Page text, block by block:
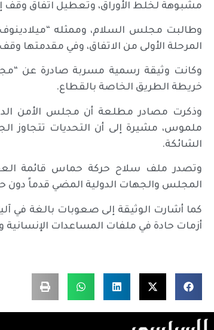
مشبوهة لخلط الأوراق، وتعطيل اتفاق وقف
وطالبت مجلس السلام، وممثله
المرحلة الأولى من الاتفاق، وفي مقدمتها
وكانت وثيقة رسمية مسربة صادرة عن
خريطة الطريق الخاصة بالقطاع.
وذكرت مصادر مطلعة أن مجلس الأمن
ملموس، مشيرة إلى أن التحديات تتجاوز
الشائكة.
وتصدر ملف سلاح حركة حماس قائمة
المجلس والجهات الدولية المضي قدماً
كما أشارت الوثيقة إلى صعوبات بالغة في
أزمات حادة في ملفات المساعدات الإنسانية